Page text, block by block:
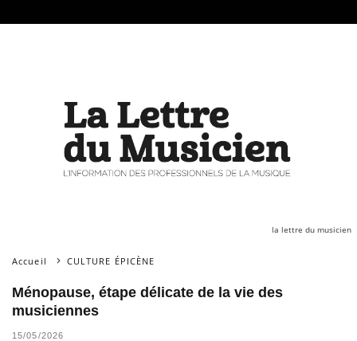
la lettre du musicien
Accueil CULTURE ÉPICÈNE
Ménopause, étape délicate de la vie des
musiciennes
15/05/2026